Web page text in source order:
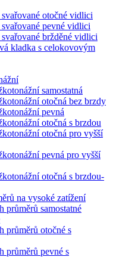
otočné vidlici
pevné vidlici
bržděné vidlici
kladka s celokovovým
samostatná
otočná bez brzdy
pevná
otočná s brzdou
otočná pro vyšší
pevná pro vyšší
otočná s brzdou-
na vysoké zatížení
průměrů samostatné
průměrů otočné s
průměrů pevné s